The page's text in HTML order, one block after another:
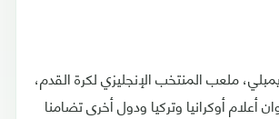
ملعب المنتخب الإنجليزي لكرة القدم،
أعلام أوكرانيا وتركيا ودول أخرى تضامنا